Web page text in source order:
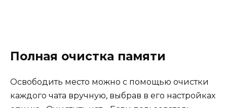
Полная очистка памяти
Освободить место можно с помощью очистки
каждого чата вручную, выбрав в его настройках